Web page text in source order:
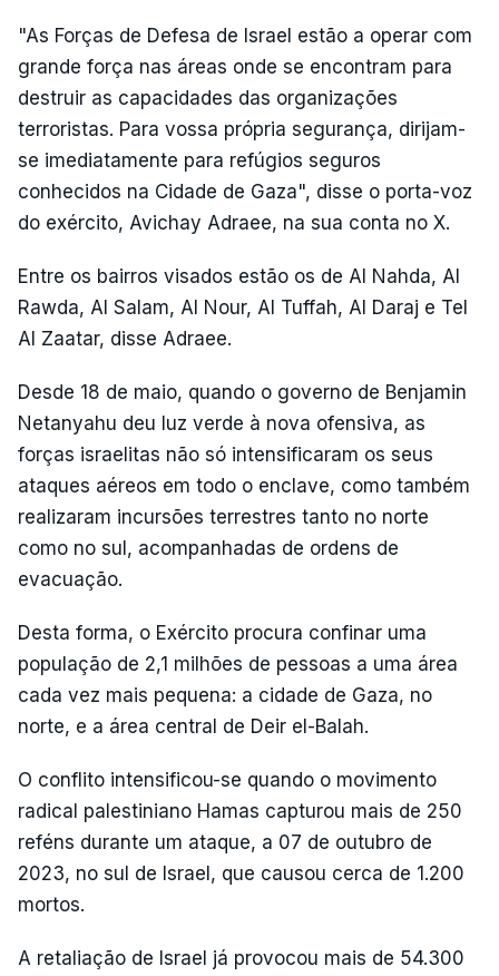
"As Forças de Defesa de Israel estão a operar com
grande força nas áreas onde se encontram para
destruir as capacidades das organizações
terroristas. Para vossa própria segurança, dirijam-
se imediatamente para refúgios seguros
conhecidos na Cidade de Gaza", disse o porta-voz
do exército, Avichay Adraee, na sua conta no X.
Entre os bairros visados estão os de Al Nahda, Al
Rawda, Al Salam, Al Nour, Al Tuffah, Al Daraj e Tel
Al Zaatar, disse Adraee.
Desde 18 de maio, quando o governo de Benjamin
Netanyahu deu luz verde à nova ofensiva, as
forças israelitas não só intensificaram os seus
ataques aéreos em todo o enclave, como também
realizaram incursões terrestres tanto no norte
como no sul, acompanhadas de ordens de
evacuação.
Desta forma, o Exército procura confinar uma
população de 2,1 milhões de pessoas a uma área
cada vez mais pequena: a cidade de Gaza, no
norte, e a área central de Deir el-Balah.
O conflito intensificou-se quando o movimento
radical palestiniano Hamas capturou mais de 250
reféns durante um ataque, a 07 de outubro de
2023, no sul de Israel, que causou cerca de 1.200
mortos.
A retaliação de Israel já provocou mais de 54.300